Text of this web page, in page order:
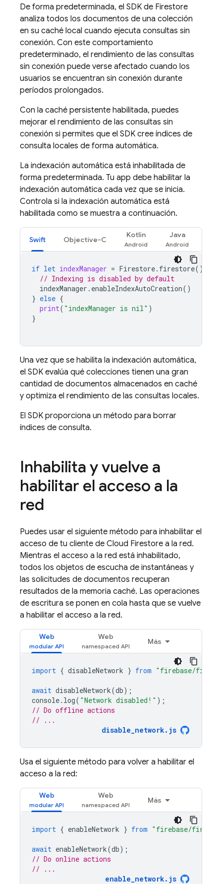
De forma predeterminada, el SDK de Firestore
analiza todos los documentos de una colección
en su caché local cuando ejecuta consultas sin
conexión. Con este comportamiento
predeterminado, el rendimiento de las consultas
sin conexión puede verse afectado cuando los
usuarios se encuentran sin conexión durante
períodos prolongados.
Con la caché persistente habilitada, puedes
mejorar el rendimiento de las consultas sin
conexión si permites que el SDK cree índices de
consulta locales de forma automática.
La indexación automática está inhabilitada de
forma predeterminada. Tu app debe habilitar la
indexación automática cada vez que se inicia.
Controla si la indexación automática está
habilitada como se muestra a continuación.
Swift Objective-C
Kotlin Java
if let indexManager = Firestore. firestore().
// Indexing is disabled by default
indexManager . enableIndexAutoCreation()
} else {
print( "indexManager is nil" )
}
Una vez que se habilita la indexación automática,
el SDK evalúa qué colecciones tienen una gran
cantidad de documentos almacenados en caché
y optimiza el rendimiento de las consultas locales.
El SDK proporciona un método para borrar
índices de consulta.
Inhabilita y vuelve a
habilitar el acceso a la
red
Puedes usar el siguiente método para inhabilitar el
acceso de tu cliente de Cloud Firestore a la red.
Mientras el acceso a la red está inhabilitado,
todos los objetos de escucha de instantáneas y
las solicitudes de documentos recuperan
resultados de la memoria caché. Las operaciones
de escritura se ponen en cola hasta que se vuelve
a habilitar el acceso a la red.
Web Web
Más
import { disableNetwork } from "firebase/
await disableNetwork(db);
console. log( "Network disabled!" );
// Do offline actions
// ...
disable_network.js
Usa el siguiente método para volver a habilitar el
acceso a la red:
Web Web
Más
import { enableNetwork } from "firebase/
await enableNetwork(db);
// Do online actions
// ...
enable_network.js